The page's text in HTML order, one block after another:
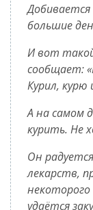
Добивается
большие
И вот
сообщает:
Курил, курю
А на самом
курить. Не
Он
лекарств,
некоторого
удаётся